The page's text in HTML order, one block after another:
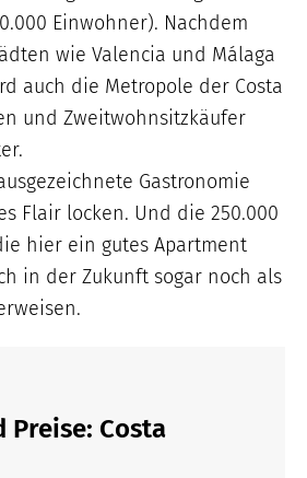
Einwohner). Nachdem
wie Valencia und Málaga
auch die Metropole der Costa
und Zweitwohnsitzkäufer
Gastronomie
Flair locken. Und die 250.000
hier ein gutes Apartment
in der Zukunft sogar noch als
Preise: Costa